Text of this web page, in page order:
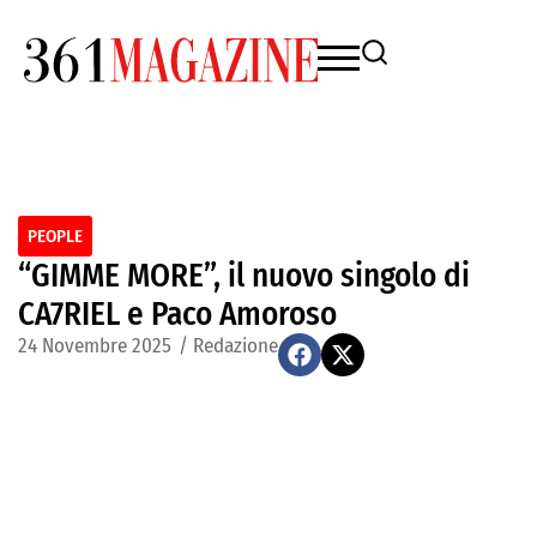
PEOPLE
“GIMME MORE”, il nuovo singolo di
CA7RIEL e Paco Amoroso
24 Novembre 2025 / Redazione